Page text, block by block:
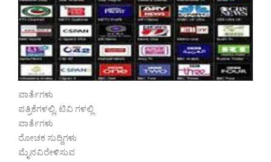
ವಾರ್ತೆಗಳು
ಪತ್ರಿಕೆಗಳಲ್ಲಿ, ಟಿವಿ ಗಳಲ್ಲಿ
ವಾರ್ತೆಗಳು
ರೋಚಕ ಸುದ್ದಿಗಳು
ಮೈನವಿರೇಳಿಸುವ